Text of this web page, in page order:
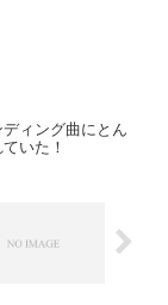
ィング曲にとん
いた！